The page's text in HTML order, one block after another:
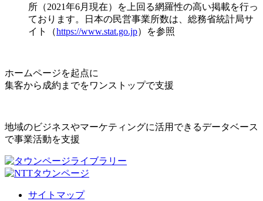
所（2021年6月現在）を上回る網羅性の高い掲載を行っ
ております。日本の民営事業所数は、総務省統計局サ
イト（https://www.stat.go.jp）を参照
ホームページを起点に
集客から成約までをワンストップで支援
地域のビジネスやマーケティングに活用できるデータベース
で事業活動を支援
サイトマップ